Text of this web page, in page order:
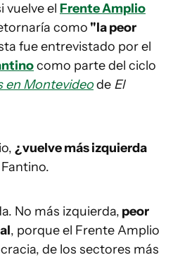
vuelve el Frente Amplio
como "la peor
fue entrevistado por el
como parte del ciclo
en Montevideode El
¿vuelve más izquierda
No más izquierda, peor
, porque el Frente Amplio
de los sectores más